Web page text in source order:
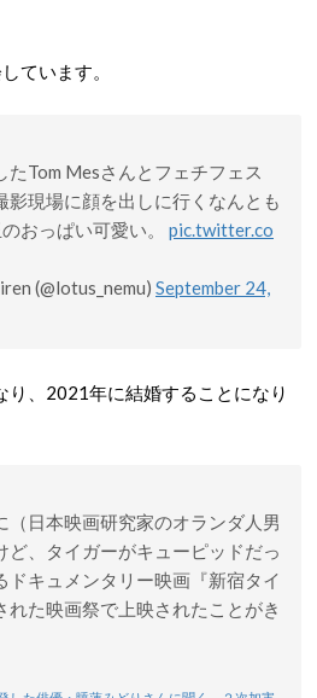
ています。
Tom Mesさんとフェチフェス
影現場に顔を出しに行くなんとも
おっぱい可愛い。 pic.twitter.co
(@lotus_nemu) September 24,
り、2021年に結婚することになり
（日本映画研究家のオランダ人男
ど、タイガーがキューピッドだっ
ドキュメンタリー映画『新宿タイ
れた映画祭で上映されたことがき